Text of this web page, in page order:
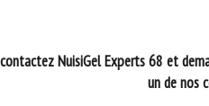
NuisiGel Experts 68 et
un de nos